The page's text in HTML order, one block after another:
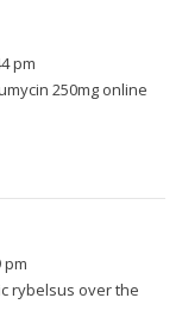
pm
250mg online
pm
rybelsus over the